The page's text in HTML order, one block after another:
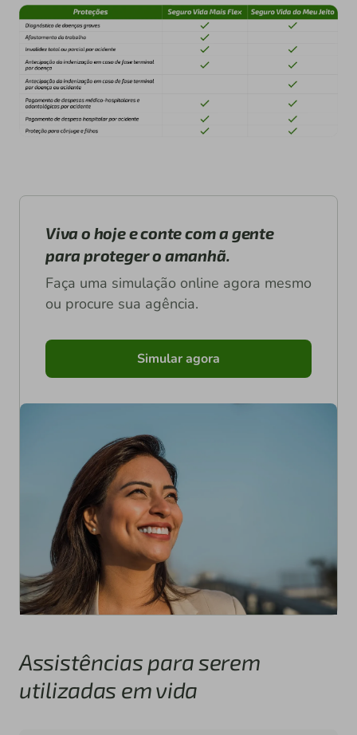
Viva o hoje e conte com a gente
para proteger o amanhã.
Faça uma simulação online agora mesmo
ou procure sua agência.
Simular agora
Assistências para serem
utilizadas em vida